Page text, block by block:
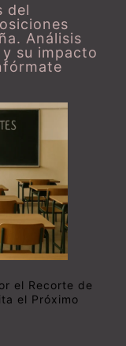
del
Análisis
su impacto
el Recorte de
el Próximo